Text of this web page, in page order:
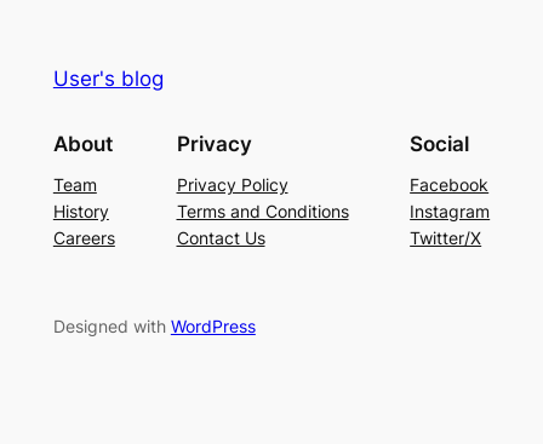
User's blog
About
Team
History
Careers
Privacy
Privacy Policy
Terms and Conditions
Contact Us
Social
Facebook
Instagram
Twitter/X
Designed with WordPress